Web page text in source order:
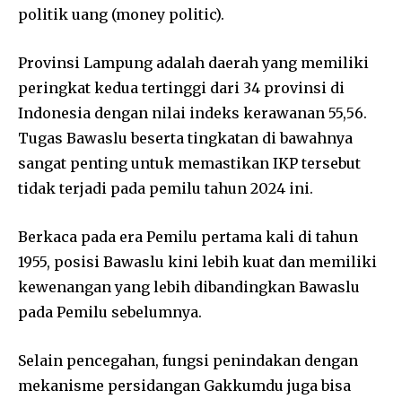
politik uang (money politic).
Provinsi Lampung adalah daerah yang memiliki
peringkat kedua tertinggi dari 34 provinsi di
Indonesia dengan nilai indeks kerawanan 55,56.
Tugas Bawaslu beserta tingkatan di bawahnya
sangat penting untuk memastikan IKP tersebut
tidak terjadi pada pemilu tahun 2024 ini.
Berkaca pada era Pemilu pertama kali di tahun
1955, posisi Bawaslu kini lebih kuat dan memiliki
kewenangan yang lebih dibandingkan Bawaslu
pada Pemilu sebelumnya.
Selain pencegahan, fungsi penindakan dengan
mekanisme persidangan Gakkumdu juga bisa